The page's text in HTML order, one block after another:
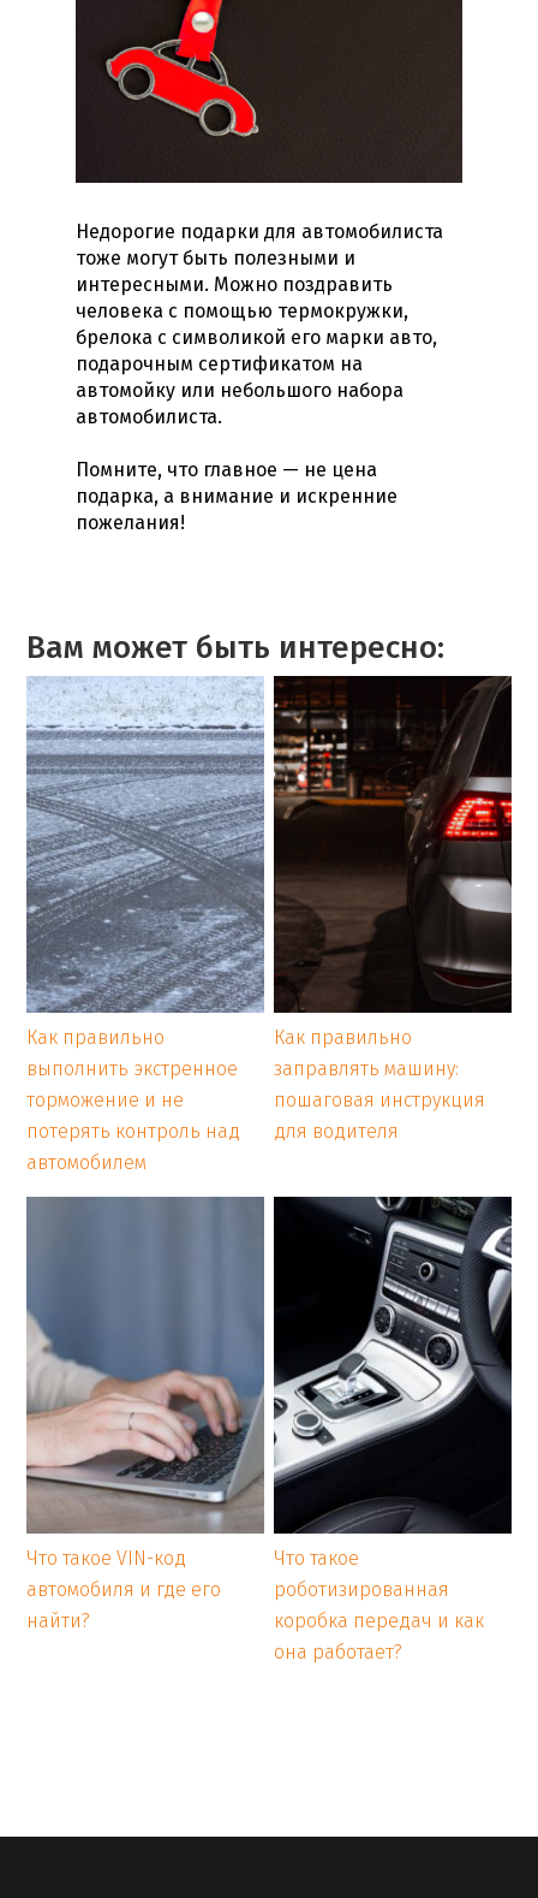
Недорогие подарки для автомобилиста
тоже могут быть полезными и
интересными. Можно поздравить
человека с помощью термокружки,
брелока с символикой его марки авто,
подарочным сертификатом на
автомойку или небольшого набора
автомобилиста.
Помните, что главное — не цена
подарка, а внимание и искренние
пожелания!
Вам может быть интересно:
Как правильно
выполнить экстренное
торможение и не
потерять контроль над
автомобилем
Как правильно
заправлять машину:
пошаговая инструкция
для водителя
Что такое VIN-код
автомобиля и где его
найти?
Что такое
роботизированная
коробка передач и как
она работает?